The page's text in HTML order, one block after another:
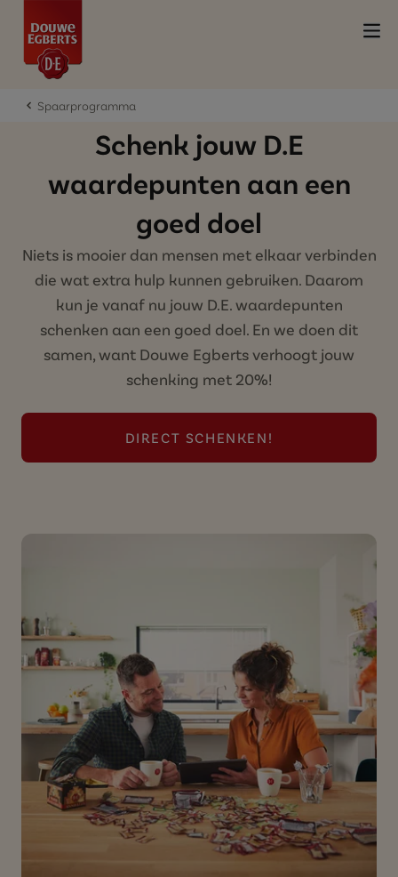
Spaarprogramma
Schenk jouw D.E
waardepunten aan een
goed doel
Niets is mooier dan mensen met elkaar verbinden
die wat extra hulp kunnen gebruiken. Daarom
kun je vanaf nu jouw D.E. waardepunten
schenken aan een goed doel. En we doen dit
samen, want Douwe Egberts verhoogt jouw
schenking met 20%!
DIRECT SCHENKEN!